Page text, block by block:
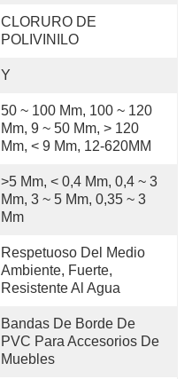
CLORURO DE
POLIVINILO
Y
50 ~ 100 Mm, 100 ~ 120
Mm, 9 ~ 50 Mm, > 120
Mm, < 9 Mm, 12-620MM
>5 Mm, < 0,4 Mm, 0,4 ~ 3
Mm, 3 ~ 5 Mm, 0,35 ~ 3
Mm
Respetuoso Del Medio
Ambiente, Fuerte,
Resistente Al Agua
Bandas De Borde De
PVC Para Accesorios De
Muebles